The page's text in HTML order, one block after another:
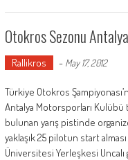
Otokros Sezonu
Rallikros - May 17, 2012
Türkiye Otokros
Antalya Motorsporları
bulunan yarış pistinde
yaklaşık 25 pilotun start
Üniversitesi Yerleşkesi